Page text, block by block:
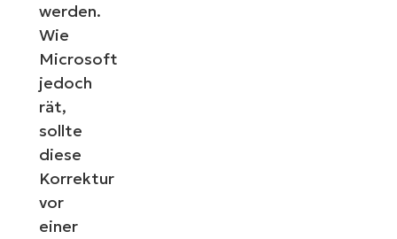
werden.
Wie
Microsoft
jedoch
rät,
sollte
diese
Korrektur
vor
einer